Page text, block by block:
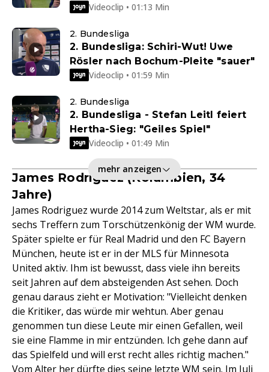
Videoclip • 01:13 Min
2. Bundesliga
2. Bundesliga: Schiri-Wut! Uwe
Rösler nach Bochum-Pleite "sauer"
Videoclip • 01:59 Min
2. Bundesliga
2. Bundesliga - Stefan Leitl feiert
Hertha-Sieg: "Geiles Spiel"
Videoclip • 01:49 Min
mehr anzeigen
James Rodriguez (Kolumbien, 34
Jahre)
James Rodriguez wurde 2014 zum Weltstar, als er mit
sechs Treffern zum Torschützenkönig der WM wurde.
Später spielte er für Real Madrid und den FC Bayern
München, heute ist er in der MLS für Minnesota
United aktiv. Ihm ist bewusst, dass viele ihn bereits
seit Jahren auf dem absteigenden Ast sehen. Doch
genau daraus zieht er Motivation: "Vielleicht denken
die Kritiker, das würde mir wehtun. Aber genau
genommen tun diese Leute mir einen Gefallen, weil
sie eine Flamme in mir entzünden. Ich gehe dann auf
das Spielfeld und will erst recht alles richtig machen."
Vom Alter her dürfte dies seine letzte WM sein. Im Juli